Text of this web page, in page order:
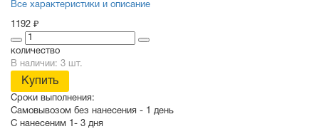
Все характеристики и описание
1192 ₽
количество
В наличии: 3 шт.
Купить
Сроки выполнения:
Самовывозом без нанесения - 1 день
С нанесеним 1- 3 дня